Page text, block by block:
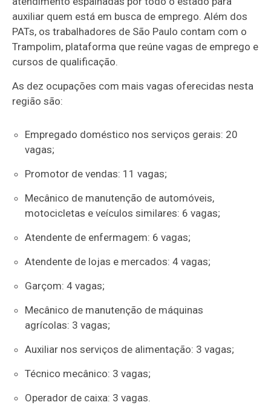
auxiliar quem está em busca de emprego. Além dos
PATs, os trabalhadores de São Paulo contam com o
Trampolim, plataforma que reúne vagas de emprego e
cursos de qualificação.
As dez ocupações com mais vagas oferecidas nesta
região são:
Empregado doméstico nos serviços gerais: 20
vagas;
Promotor de vendas: 11 vagas;
Mecânico de manutenção de automóveis,
motocicletas e veículos similares: 6 vagas;
Atendente de enfermagem: 6 vagas;
Atendente de lojas e mercados: 4 vagas;
Garçom: 4 vagas;
Mecânico de manutenção de máquinas
agrícolas: 3 vagas;
Auxiliar nos serviços de alimentação: 3 vagas;
Técnico mecânico: 3 vagas;
Operador de caixa: 3 vagas.